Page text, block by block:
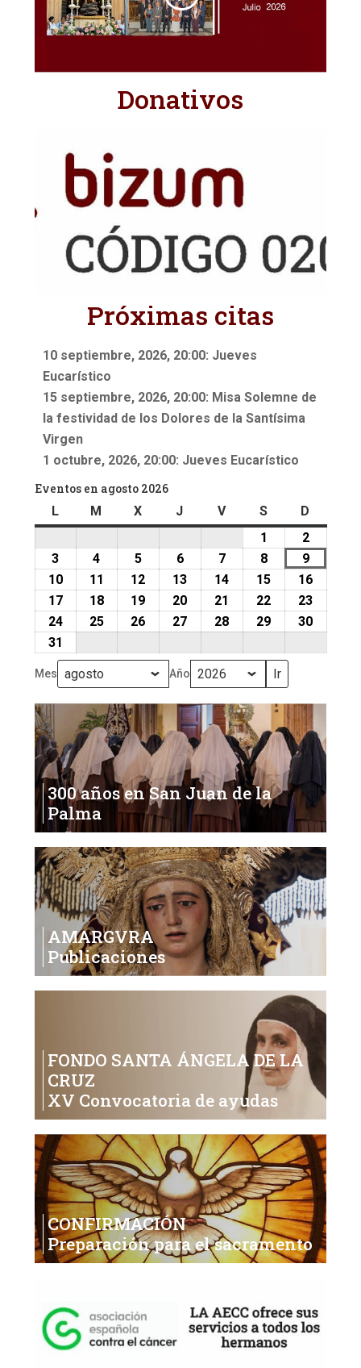
Donativos
Próximas citas
10 septiembre, 2026, 20:00: Jueves
Eucarístico
15 septiembre, 2026, 20:00: Misa Solemne de
la festividad de los Dolores de la Santísima
Virgen
1 octubre, 2026, 20:00: Jueves Eucarístico
Eventos en agosto 2026
LlunesM martes
Xmiércoles
J jueves
Vviernes
Ssábado
D
1
agosto,
2026
22
agosto,
2026
3
agosto,
2026
4
agosto,
2026
55
agosto,
2026
66
agosto,
2026
77
agosto,
2026
88
agosto,
2026
99
agosto,
2026
1010
agosto,
2026
11
agosto,
2026
12
agosto,
2026
13
agosto,
2026
14
agosto,
2026
15
agosto,
2026
16
1717
agosto,
1818
agosto,
19
agosto,
20
agosto,
21
agosto,
22
agosto,
23
2424
2026
2525
2026
26
2026
27
2026
28
2026
29
2026
30
31
agosto,
2026
Mes Año
300 años en San Juan de la
Palma
AMARGVRA
Publicaciones
FONDO SANTA ÁNGELA DE LA
CRUZ
XV Convocatoria de ayudas
CONFIRMACIÓN
Preparación para el sacramento